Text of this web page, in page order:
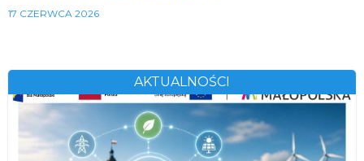
17 CZERWCA 2026
AKTUALNOŚCI